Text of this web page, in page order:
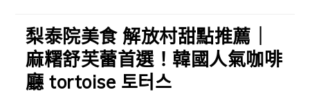
梨泰院美食 解放村甜點推薦｜
麻糬舒芙蕾首選！韓國人氣咖啡
廳 tortoise 토터스